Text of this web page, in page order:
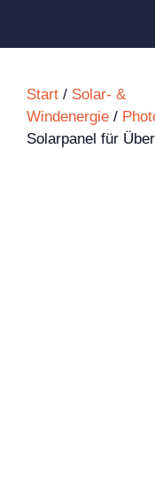
Start / Solar- &
Windenergie /
Solarpanel für